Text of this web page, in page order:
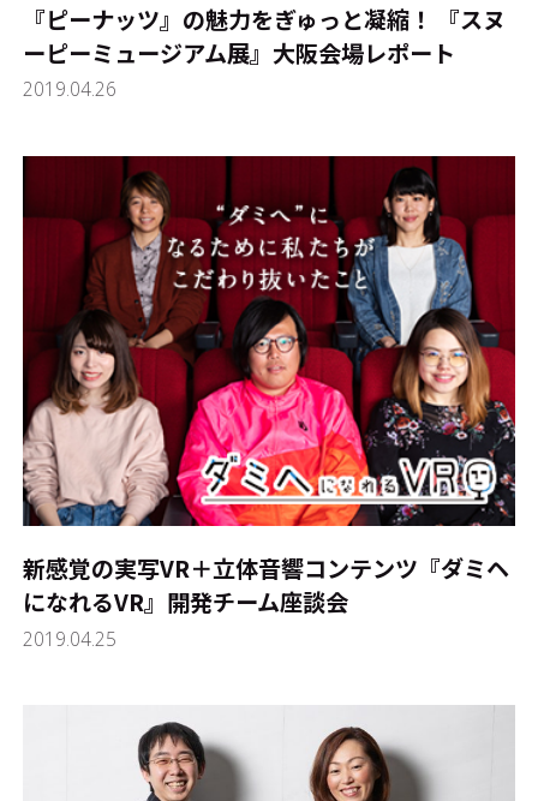
『ピーナッツ』の魅力をぎゅっと凝縮！ 『スヌ
ーピーミュージアム展』大阪会場レポート
2019.04.26
新感覚の実写VR＋立体音響コンテンツ『ダミヘ
になれるVR』開発チーム座談会
2019.04.25